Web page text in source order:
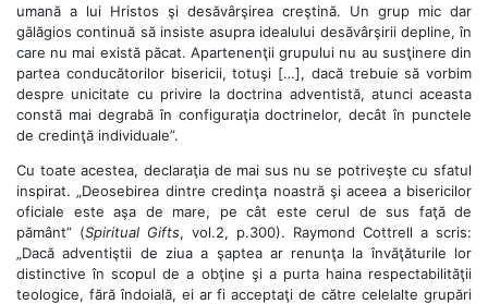
umană a lui Hristos şi desăvârşirea creştină. Un grup mic dar
gălăgios continuă să insiste asupra idealului desăvârşirii depline, în
care nu mai există păcat. Apartenenţii grupului nu au susţinere din
partea conducătorilor bisericii, totuşi […], dacă trebuie să vorbim
despre unicitate cu privire la doctrina adventistă, atunci aceasta
constă mai degrabă în configuraţia doctrinelor, decât în punctele
de credinţă individuale”.
Cu toate acestea, declaraţia de mai sus nu se potriveşte cu sfatul
inspirat. „Deosebirea dintre credinţa noastră şi aceea a bisericilor
oficiale este aşa de mare, pe cât este cerul de sus faţă de
pământ” (Spiritual Gifts, vol.2, p.300). Raymond Cottrell a scris:
„Dacă adventiştii de ziua a şaptea ar renunţa la învăţăturile lor
distinctive în scopul de a obţine şi a purta haina respectabilităţii
teologice, fără îndoială, ei ar fi acceptaţi de către celelalte grupări